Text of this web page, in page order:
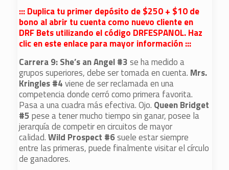
::: Duplica tu primer depósito de $250 + $10 de
bono al abrir tu cuenta como nuevo cliente en
DRF Bets utilizando el código DRFESPANOL. Haz
clic en este enlace para mayor información :::
Carrera 9: She’s an Angel #3se ha medido a
grupos superiores, debe ser tomada en cuenta. Mrs.
Kringles #4viene de ser reclamada en una
competencia donde cerró como primera favorita.
Pasa a una cuadra más efectiva. Ojo. Queen Bridget
#5pese a tener mucho tiempo sin ganar, posee la
jerarquía de competir en circuitos de mayor
calidad.Wild Prospect #6suele estar siempre
entre las primeras, puede finalmente visitar el círculo
de ganadores.